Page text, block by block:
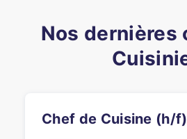
Nos dernières
Chef de Cuisine (h/f)